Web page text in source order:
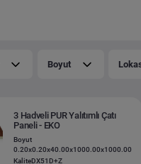
Boyut
3 Hadveli PUR Yalıtımlı Çatı
Paneli - EKO
Boyut
0.20x0.20x40.00x1000.00x1000.00
KaliteDX51D+Z